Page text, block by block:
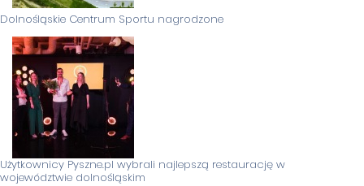
Dolnośląskie Centrum Sportu nagrodzone
Użytkownicy Pyszne.pl wybrali najlepszą restaurację w
województwie dolnośląskim